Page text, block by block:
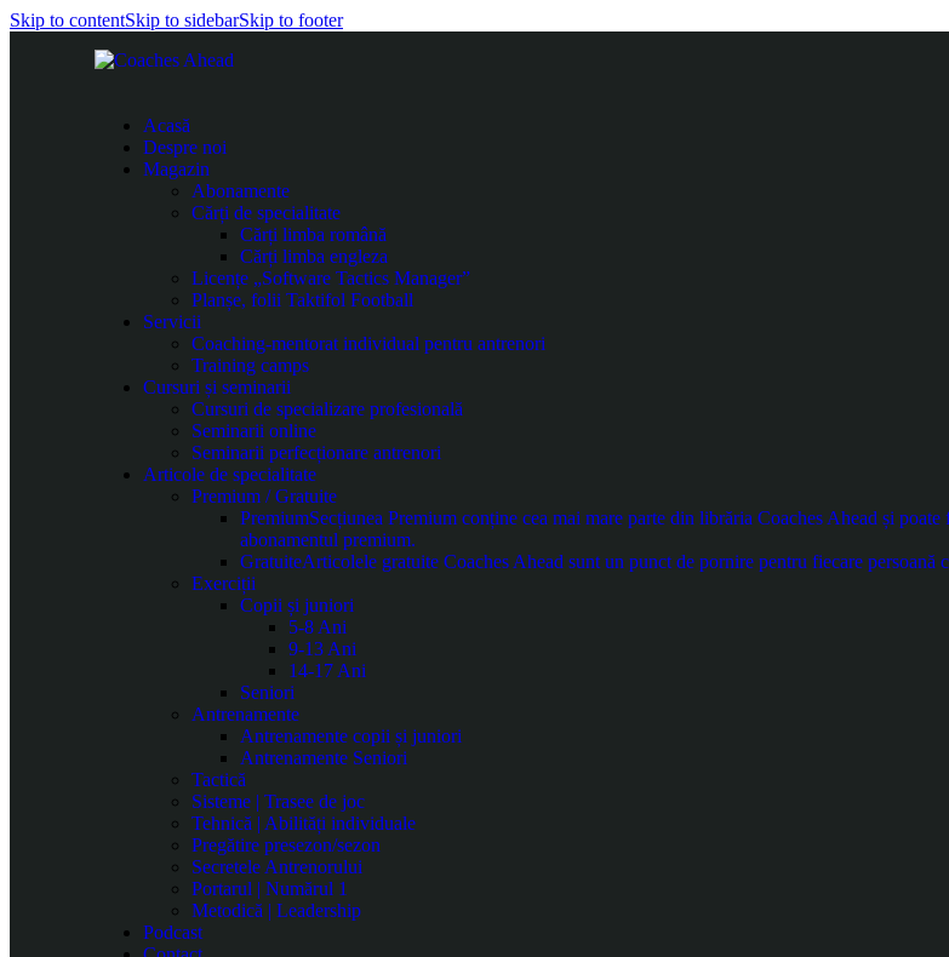
Skip to contentSkip to sidebarSkip to footer
Acasă
Despre noi
Magazin
Abonamente
Cărți de specialitate
Cărți limba română
Cărți limba engleza
Licențe „Software Tactics Manager”
Planșe, folii Taktifol Football
Servicii
Coaching-mentorat individual pentru antrenori
Training camps
Cursuri și seminarii
Cursuri de specializare profesională
Seminarii online
Seminarii perfecționare antrenori
Articole de specialitate
Premium / Gratuite
PremiumSecțiunea Premium conține cea mai mare parte din librăria Coaches Ahead și
abonamentul premium.
GratuiteArticolele gratuite Coaches Ahead sunt un punct de pornire pentru fiecare persoană
Exerciții
Copii și juniori
5-8 Ani
9-13 Ani
14-17 Ani
Seniori
Antrenamente
Antrenamente copii și juniori
Antrenamente Seniori
Tactică
Sisteme | Trasee de joc
Tehnică | Abilități individuale
Pregătire presezon/sezon
Secretele Antrenorului
Portarul | Numărul 1
Metodică | Leadership
Podcast